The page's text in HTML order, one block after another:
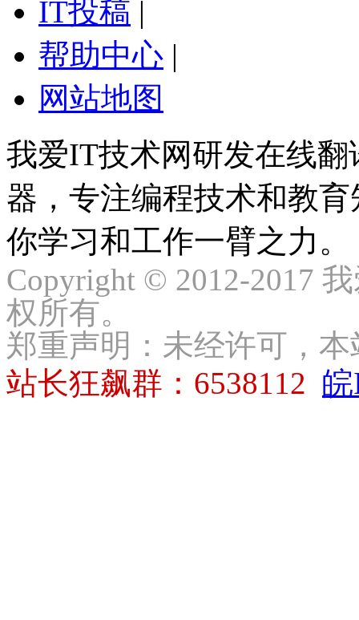
IT投稿 |
帮助中心 |
网站地图
我爱IT技术网研发在线
器，专注编程技术和教
你学习和工作一臂之力。
Copyright © 2012-2017
权所有。
郑重声明：未经许可，
站长狂飙群：6538112